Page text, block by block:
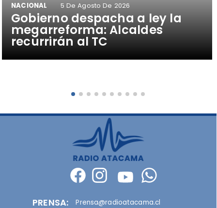
Gobierno despacha a ley la
megarreforma: Alcaldes
recurrirán al TC
NACIONAL 5 De Agosto De 2026
PRENSA: Prensa@radioatacama.cl